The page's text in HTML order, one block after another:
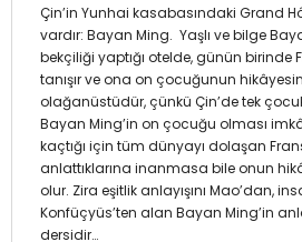
Çin’in Yunhai kasabasındaki Grand
vardır: Bayan Ming. Yaşlı ve bilge
bekçiliği yaptığı otelde, günün birinde
tanışır ve ona on çocuğunun
olağanüstüdür, çünkü Çin’de tek
Bayan Ming’in on çocuğu olması
kaçtığı için tüm dünyayı dolaşan
anlattıklarına inanmasa bile onun
olur. Zira eşitlik anlayışını Mao’dan,
Konfüçyüs’ten alan Bayan Ming’in
dersidir…